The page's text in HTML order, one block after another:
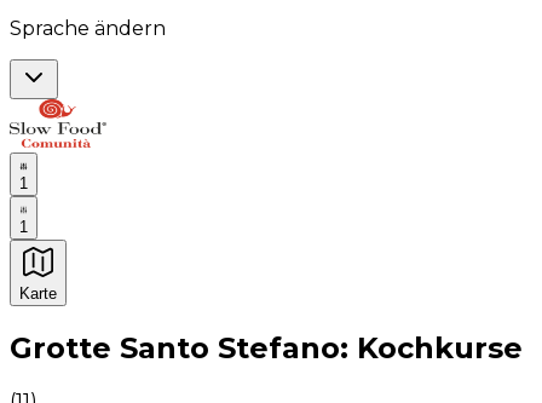
Sprache ändern
1
1
Karte
Unvergessliche kulinarische Erlebnisse:
Grotte Santo Stefano: Kochkurse